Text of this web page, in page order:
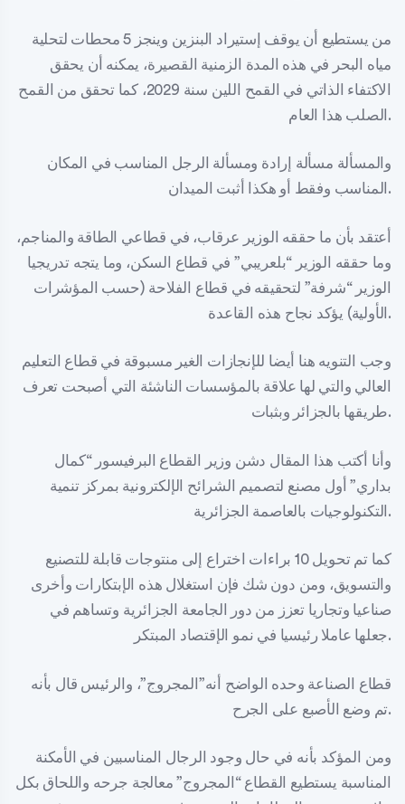
من يستطيع أن يوقف إستيراد البنزين وينجز 5 محطات لتحلية
مياه البحر في هذه المدة الزمنية القصيرة، يمكنه أن يحقق
الاكتفاء الذاتي في القمح اللين سنة 2029، كما تحقق من القمح
الصلب هذا العام.
والمسألة مسألة إرادة ومسألة الرجل المناسب في المكان
المناسب وفقط أو هكذا أثبت الميدان.
أعتقد بأن ما حققه الوزير عرقاب، في قطاعي الطاقة والمناجم،
وما حققه الوزير “بلعريبي” في قطاع السكن، وما يتجه تدريجيا
الوزير “شرفة” لتحقيقه في قطاع الفلاحة (حسب المؤشرات
الأولية) يؤكد نجاح هذه القاعدة.
وجب التنويه هنا أيضا للإنجازات الغير مسبوقة في قطاع التعليم
العالي والتي لها علاقة بالمؤسسات الناشئة التي أصبحت تعرف
طريقها بالجزائر وبثبات.
وأنا أكتب هذا المقال دشن وزير القطاع البرفيسور “كمال
بداري” أول مصنع لتصميم الشرائح الإلكترونية بمركز تنمية
التكنولوجيات بالعاصمة الجزائرية.
كما تم تحويل 10 براءات اختراع إلى منتوجات قابلة للتصنيع
والتسويق، ومن دون شك فإن استغلال هذه الإبتكارات وأخرى
صناعيا وتجاريا تعزز من دور الجامعة الجزائرية وتساهم في
جعلها عاملا رئيسيا في نمو الإقتصاد المبتكر.
قطاع الصناعة وحده الواضح أنه”المجروج”، والرئيس قال بأنه
تم وضع الأصبع على الجرح.
ومن المؤكد بأنه في حال وجود الرجال المناسبين في الأمكنة
المناسبة يستطيع القطاع “المجروج” معالجة جرحه واللحاق بكل